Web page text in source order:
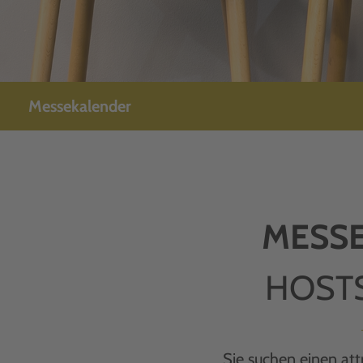
Messekalender
Sie suchen einen